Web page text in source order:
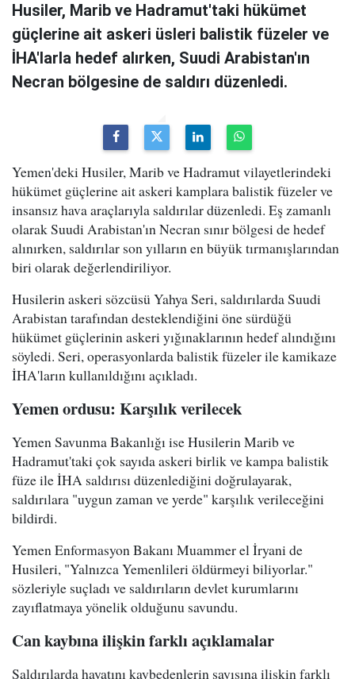
Husiler, Marib ve Hadramut'taki hükümet
güçlerine ait askeri üsleri balistik füzeler ve
İHA'larla hedef alırken, Suudi Arabistan'ın
Necran bölgesine de saldırı düzenledi.
Yemen'deki Husiler, Marib ve Hadramut vilayetlerindeki
hükümet güçlerine ait askeri kamplara balistik füzeler ve
insansız hava araçlarıyla saldırılar düzenledi. Eş zamanlı
olarak Suudi Arabistan'ın Necran sınır bölgesi de hedef
alınırken, saldırılar son yılların en büyük tırmanışlarından
biri olarak değerlendiriliyor.
Husilerin askeri sözcüsü Yahya Seri, saldırılarda Suudi
Arabistan tarafından desteklendiğini öne sürdüğü
hükümet güçlerinin askeri yığınaklarının hedef alındığını
söyledi. Seri, operasyonlarda balistik füzeler ile kamikaze
İHA'ların kullanıldığını açıkladı.
Yemen ordusu: Karşılık verilecek
Yemen Savunma Bakanlığı ise Husilerin Marib ve
Hadramut'taki çok sayıda askeri birlik ve kampa balistik
füze ile İHA saldırısı düzenlediğini doğrulayarak,
saldırılara "uygun zaman ve yerde" karşılık verileceğini
bildirdi.
Yemen Enformasyon Bakanı Muammer el İryani de
Husileri, "Yalnızca Yemenlileri öldürmeyi biliyorlar."
sözleriyle suçladı ve saldırıların devlet kurumlarını
zayıflatmaya yönelik olduğunu savundu.
Can kaybına ilişkin farklı açıklamalar
Saldırılarda hayatını kaybedenlerin sayısına ilişkin farklı